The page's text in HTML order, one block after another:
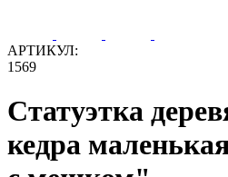
АРТИКУЛ:
1569
Статуэтка
кедра